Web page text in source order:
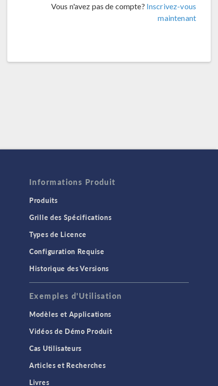
Vous n'avez pas de compte? Inscrivez-vous
maintenant
Informations Produit
Produits
Grille des Spécifications
Types de Licence
Configuration Requise
Historique des Versions
Exemples d'Utilisation
Modèles et Applications
Vidéos de Démo Produit
Cas Utilisateurs
Articles et Recherches
Livres